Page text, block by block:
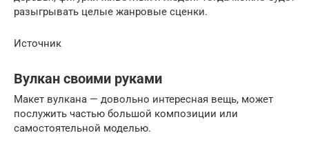
разыгрывать целые жанровые сценки.
Источник
Вулкан своими руками
Макет вулкана — довольно интересная вещь, может
послужить частью большой композиции или
самостоятельной моделью.